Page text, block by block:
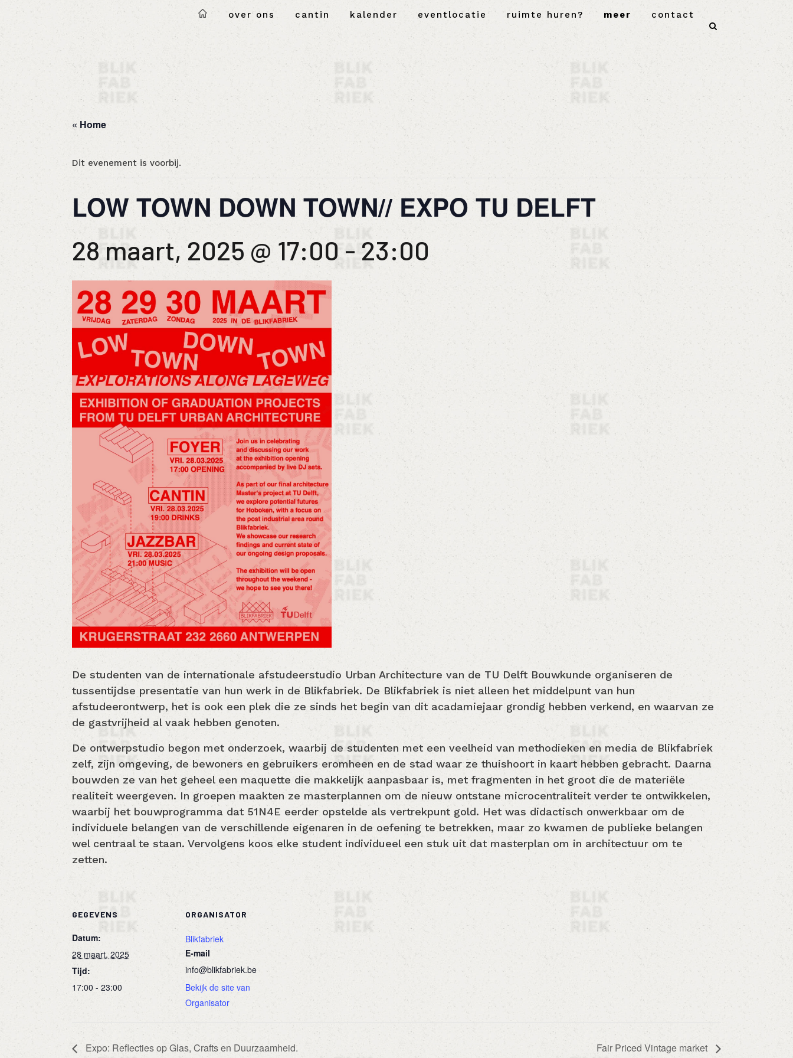
over ons cantin kalender eventlocatie ruimte huren? meer contact
« Home
Dit evenement is voorbij.
LOW TOWN DOWN TOWN// EXPO TU DELFT
28 maart, 2025 @ 17:00- 23:00
De studenten van de internationale afstudeerstudio Urban Architecture van de TU Delft Bouwkunde organiseren de
tussentijdse presentatie van hun werk in de Blikfabriek. De Blikfabriek is niet alleen het middelpunt van hun
afstudeerontwerp, het is ook een plek die ze sinds het begin van dit acadamiejaar grondig hebben verkend, en waarvan ze
de gastvrijheid al vaak hebben genoten.
De ontwerpstudio begon met onderzoek, waarbij de studenten met een veelheid van methodieken en media de Blikfabriek
zelf, zijn omgeving, de bewoners en gebruikers eromheen en de stad waar ze thuishoort in kaart hebben gebracht. Daarna
bouwden ze van het geheel een maquette die makkelijk aanpasbaar is, met fragmenten in het groot die de materiële
realiteit weergeven. In groepen maakten ze masterplannen om de nieuw ontstane microcentraliteit verder te ontwikkelen,
waarbij het bouwprogramma dat 51N4E eerder opstelde als vertrekpunt gold. Het was didactisch onwerkbaar om de
individuele belangen van de verschillende eigenaren in de oefening te betrekken, maar zo kwamen de publieke belangen
wel centraal te staan. Vervolgens koos elke student individueel een stuk uit dat masterplan om in architectuur om te
zetten.
GEGEVENS
Datum:
28 maart, 2025
Tijd:
17:00 - 23:00
ORGANISATOR
Blikfabriek
E-mail
info@blikfabriek.be
Bekijk de site van
Organisator
Expo: Reflecties op Glas, Crafts en Duurzaamheid. Fair Priced Vintage market